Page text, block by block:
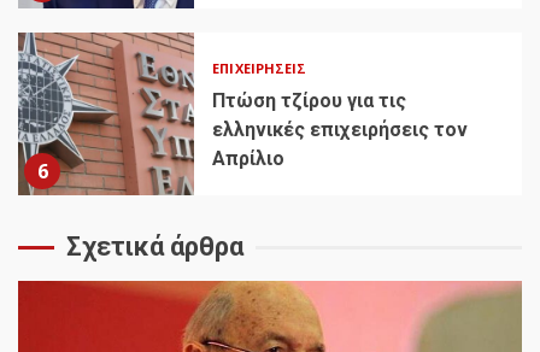
6
ΕΠΙΧΕΙΡΉΣΕΙΣ
Πτώση τζίρου για τις
ελληνικές επιχειρήσεις τον
Απρίλιο
Σχετικά άρθρα